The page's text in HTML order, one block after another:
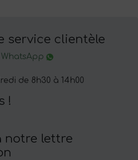
service clientèle
de 8h30 à 14h00
!
notre lettre